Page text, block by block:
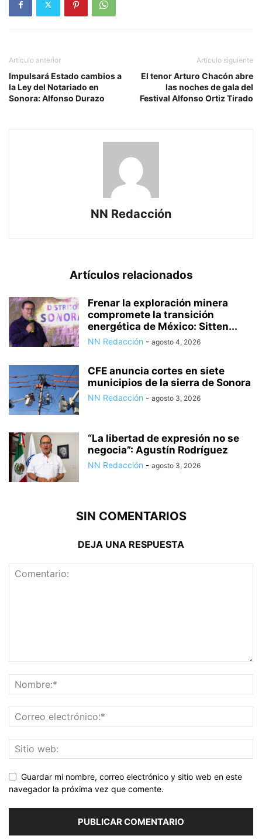
Artículo anterior
Impulsará Estado cambios a
la Ley del Notariado en
Sonora: Alfonso Durazo
Artículo siguiente
El tenor Arturo Chacón abre
las noches de gala del
Festival Alfonso Ortiz Tirado
NN Redacción
Artículos relacionados
Frenar la exploración minera
compromete la transición
energética de México: Sitten...
NN Redacción - agosto 4, 2026
CFE anuncia cortes en siete
municipios de la sierra de Sonora
NN Redacción - agosto 3, 2026
“La libertad de expresión no se
negocia”: Agustín Rodríguez
NN Redacción - agosto 3, 2026
SIN COMENTARIOS
DEJA UNA RESPUESTA
Guardar mi nombre, correo electrónico y sitio web en este
navegador la próxima vez que comente.